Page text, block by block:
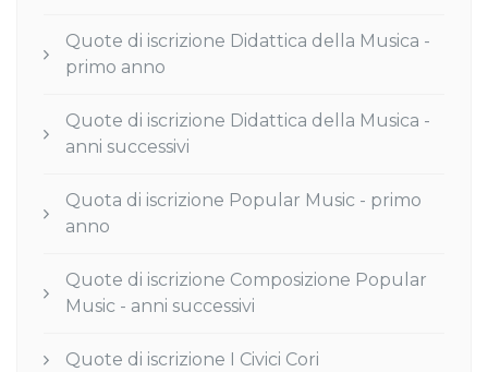
Quote di iscrizione Didattica della Musica -
primo anno
Quote di iscrizione Didattica della Musica -
anni successivi
Quota di iscrizione Popular Music - primo
anno
Quote di iscrizione Composizione Popular
Music - anni successivi
Quote di iscrizione I Civici Cori